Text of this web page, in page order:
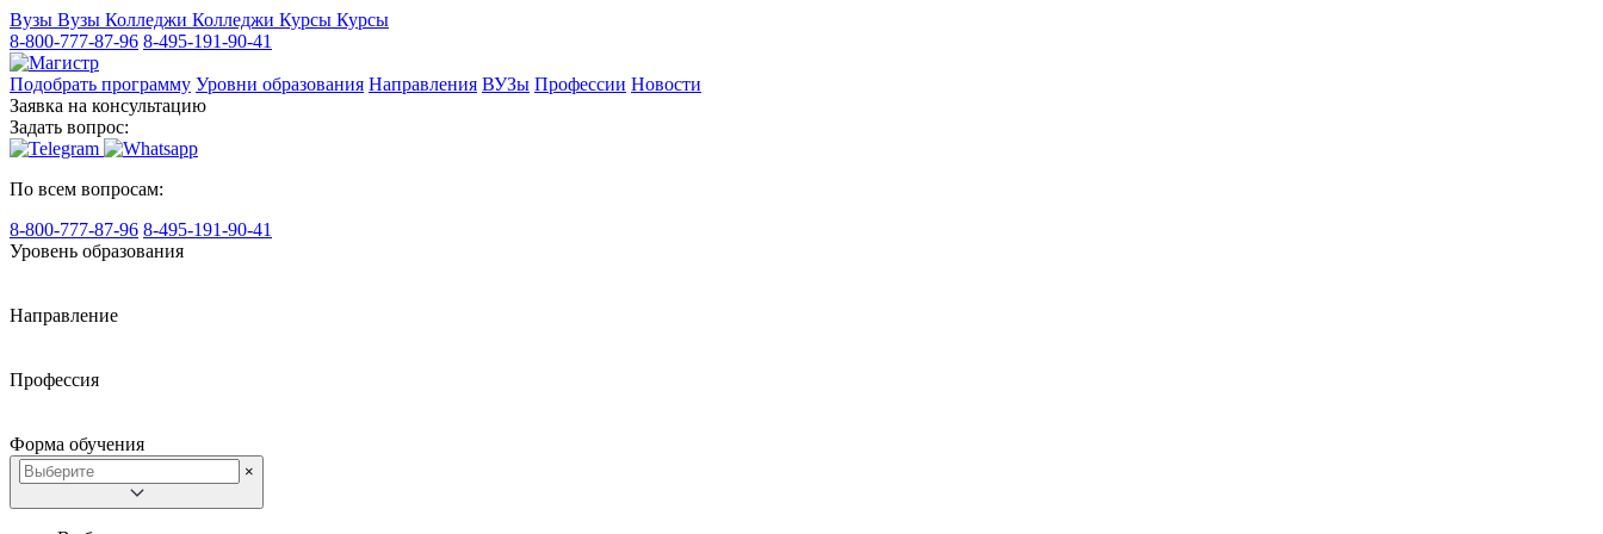
Вузы Вузы Колледжи Колледжи Курсы Курсы
8-800-777-87-96 8-495-191-90-41
Подобрать программу Уровни образования Направления ВУЗы Профессии Новости
Заявка на консультацию
Задать вопрос:
По всем вопросам:
8-800-777-87-96 8-495-191-90-41
Уровень образования
Направление
Профессия
Форма обучения
×